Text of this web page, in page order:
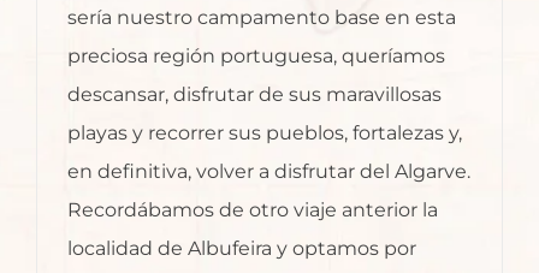
sería nuestro campamento base en esta
preciosa región portuguesa, queríamos
descansar, disfrutar de sus maravillosas
playas y recorrer sus pueblos, fortalezas y,
en definitiva, volver a disfrutar del Algarve.
Recordábamos de otro viaje anterior la
localidad de Albufeira y optamos por